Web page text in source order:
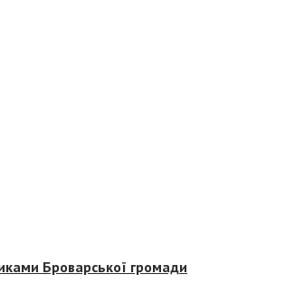
Броварської громади